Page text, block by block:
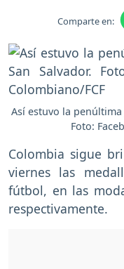
Comparte en:
Así estuvo la
Foto:
Colombia sigue
viernes las
fútbol, en las
respectivamente.